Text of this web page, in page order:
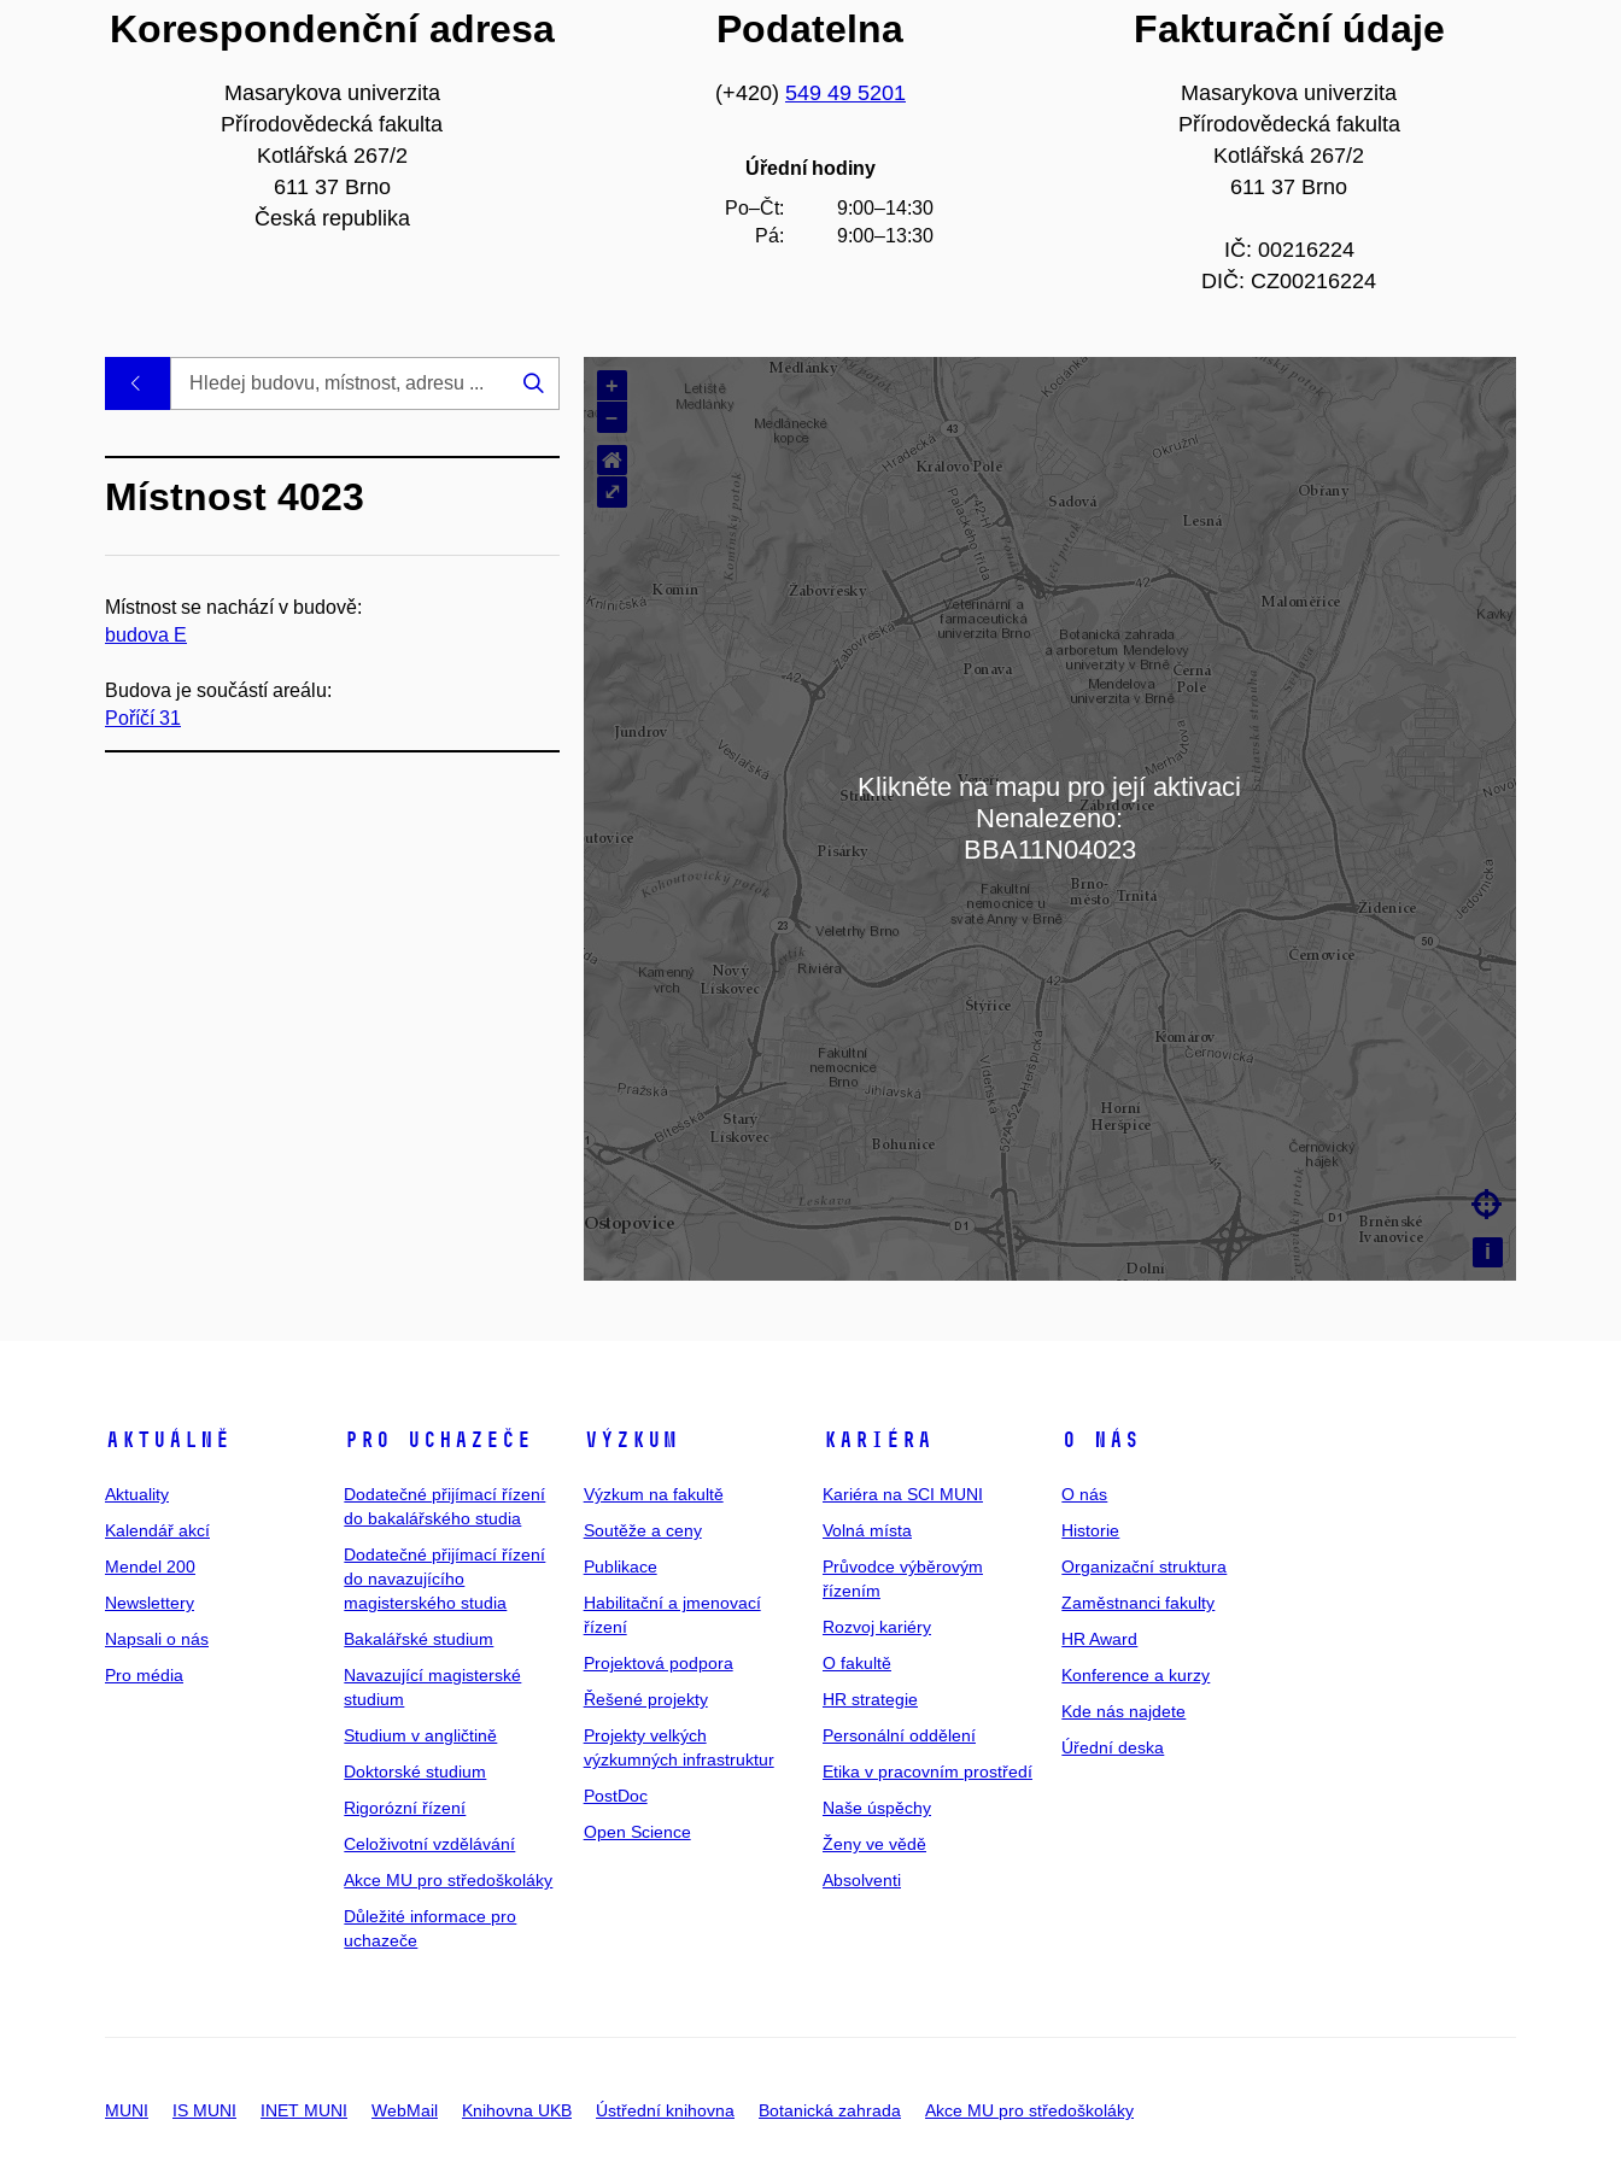
Korespondenční adresa
Masarykova univerzita
Přírodovědecká fakulta
Kotlářská 267/2
611 37 Brno
Česká republika
Podatelna
(+420) 549 49 5201
Úřední hodiny
Po–Čt:
Pá:
9:00–14:30
9:00–13:30
Fakturační údaje
Masarykova univerzita
Přírodovědecká fakulta
Kotlářská 267/2
611 37 Brno
IČ: 00216224
DIČ: CZ00216224
Načítám mapu…
+
–
i

⌂
⤢
Klikněte na mapu pro její aktivaci
Nenalezeno:
BBA11N04023
Hledej
Místnost 4023
Místnost se nachází v budově:
budova E
Budova je součástí areálu:
Poříčí 31
Aktuálně
Aktuality
Kalendář akcí
Mendel 200
Newslettery
Napsali o nás
Pro média
Pro uchazeče
Dodatečné přijímací řízení
do bakalářského studia
Dodatečné přijímací řízení
do navazujícího
magisterského studia
Bakalářské studium
Navazující magisterské
studium
Studium v angličtině
Doktorské studium
Rigorózní řízení
Celoživotní vzdělávání
Akce MU pro středoškoláky
Důležité informace pro
uchazeče
Výzkum
Výzkum na fakultě
Soutěže a ceny
Publikace
Habilitační a jmenovací
řízení
Projektová podpora
Řešené projekty
Projekty velkých
výzkumných infrastruktur
PostDoc
Open Science
Kariéra
Kariéra na SCI MUNI
Volná místa
Průvodce výběrovým
řízením
Rozvoj kariéry
O fakultě
HR strategie
Personální oddělení
Etika v pracovním prostředí
Naše úspěchy
Ženy ve vědě
Absolventi
O nás
O nás
Historie
Organizační struktura
Zaměstnanci fakulty
HR Award
Konference a kurzy
Kde nás najdete
Úřední deska
MUNI IS MUNI INET MUNI WebMail Knihovna UKB Ústřední knihovna Botanická zahrada Akce MU pro středoškoláky